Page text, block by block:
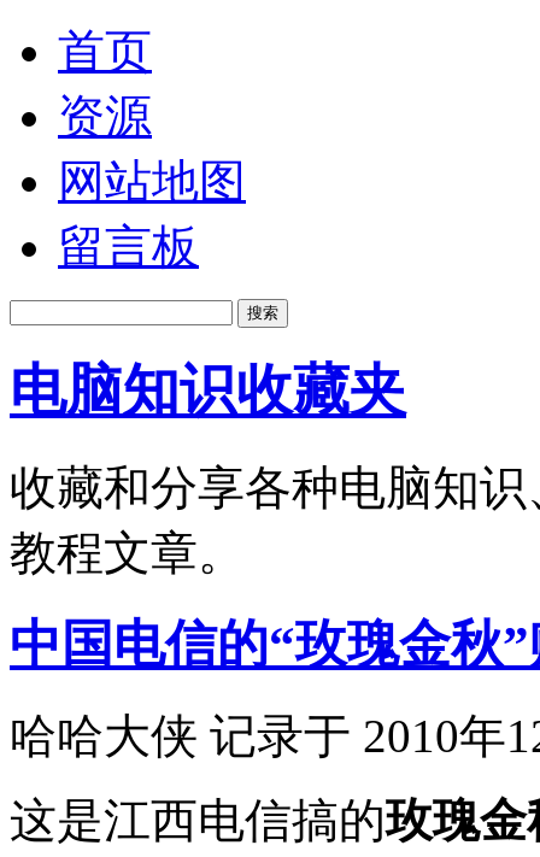
首页
资源
网站地图
留言板
电脑知识收藏夹
收藏和分享各种电脑知
教程文章。
中国电信的“玫瑰金秋
哈哈大侠 记录于 2010年
这是江西电信搞的玫瑰金